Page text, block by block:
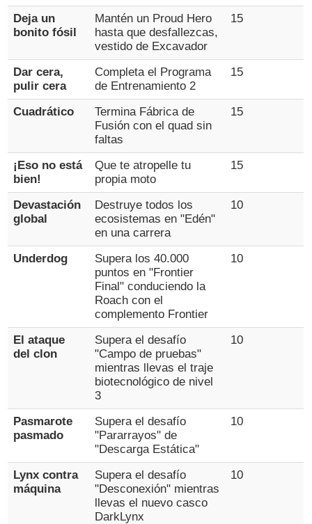
Deja un
bonito fósil
Mantén un Proud Hero
hasta que desfallezcas,
vestido de Excavador
15
Dar cera,
pulir cera
Completa el Programa
de Entrenamiento 2
15
Cuadrático
Termina Fábrica de
Fusión con el quad sin
faltas
15
¡Eso no está
bien!
Que te atropelle tu
propia moto
15
Devastación
global
Destruye todos los
ecosistemas en "Edén"
en una carrera
10
Underdog
Supera los 40.000
puntos en "Frontier
Final" conduciendo la
Roach con el
complemento Frontier
10
El ataque
del clon
Supera el desafío
"Campo de pruebas"
mientras llevas el traje
biotecnológico de nivel
3
10
Pasmarote
pasmado
Supera el desafío
"Pararrayos" de
"Descarga Estática"
10
Lynx contra
máquina
Supera el desafío
"Desconexión" mientras
llevas el nuevo casco
DarkLynx
10